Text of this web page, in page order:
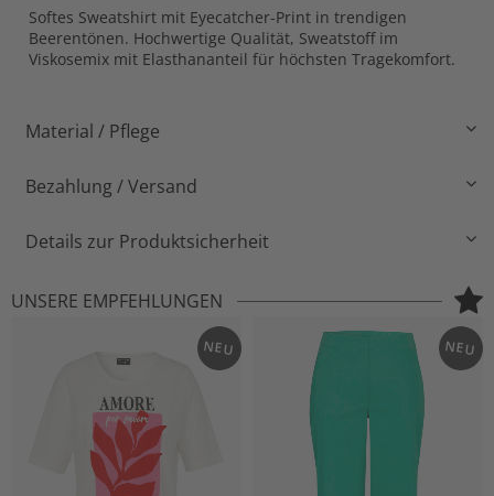
Softes Sweatshirt mit Eyecatcher-Print in trendigen
Beerentönen. Hochwertige Qualität, Sweatstoff im
Viskosemix mit Elasthananteil für höchsten Tragekomfort.
Material / Pflege
Bezahlung / Versand
Details zur Produktsicherheit
UNSERE EMPFEHLUNGEN
NEU NEU